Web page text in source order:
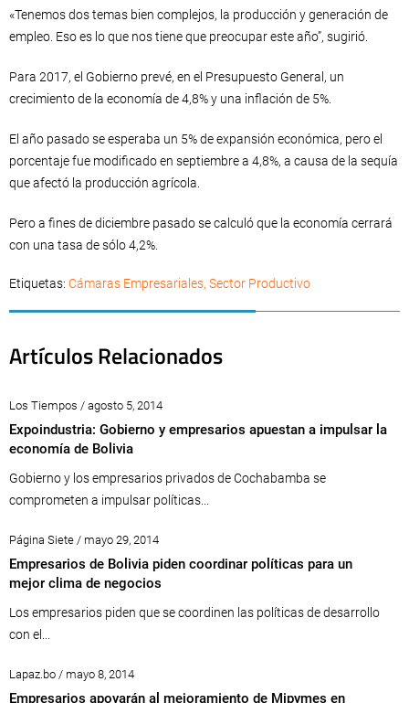
«Tenemos dos temas bien complejos, la producción y generación de
empleo. Eso es lo que nos tiene que preocupar este año”, sugirió.
Para 2017, el Gobierno prevé, en el Presupuesto General, un
crecimiento de la economía de 4,8% y una inflación de 5%.
El año pasado se esperaba un 5% de expansión económica, pero el
porcentaje fue modificado en septiembre a 4,8%, a causa de la sequía
que afectó la producción agrícola.
Pero a fines de diciembre pasado se calculó que la economía cerrará
con una tasa de sólo 4,2%.
Etiquetas: Cámaras Empresariales, Sector Productivo
Artículos Relacionados
Los Tiempos / agosto 5, 2014
Expoindustria: Gobierno y empresarios apuestan a impulsar la
economía de Bolivia
Gobierno y los empresarios privados de Cochabamba se
comprometen a impulsar políticas...
Página Siete / mayo 29, 2014
Empresarios de Bolivia piden coordinar políticas para un
mejor clima de negocios
Los empresarios piden que se coordinen las políticas de desarrollo
con el...
Lapaz.bo / mayo 8, 2014
Empresarios apoyarán al mejoramiento de Mipymes en